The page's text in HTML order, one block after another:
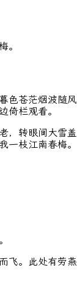
。
色苍茫烟波随
倚栏观看。
，转眼间大雪
一枝江南春梅。
飞。此处有劳